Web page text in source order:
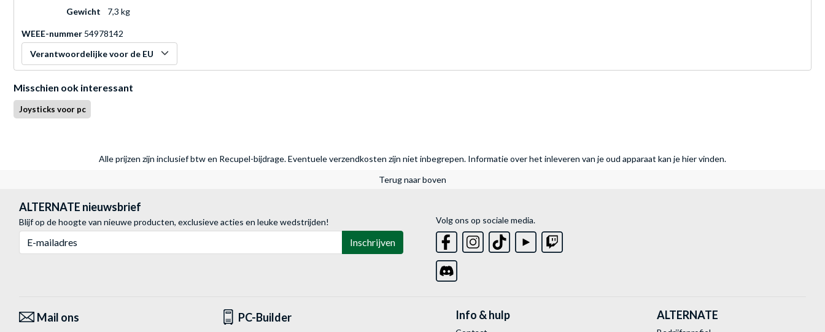
Gewicht
7,3 kg
WEEE-nummer 54978142
Verantwoordelijke voor de EU
Misschien ook interessant
Joysticks voor pc
Alle prijzen zijn inclusief btw en Recupel-bijdrage. Eventuele verzendkosten zijn niet inbegrepen. Informatie over het inleveren van je oud apparaat kan je hier vinden.
Terug naar boven
ALTERNATE nieuwsbrief
Blijf op de hoogte van nieuwe producten, exclusieve acties en leuke wedstrijden!
Inschrijven
Volg ons op sociale media.
Mail ons PC-Builder Info & hulp ALTERNATE